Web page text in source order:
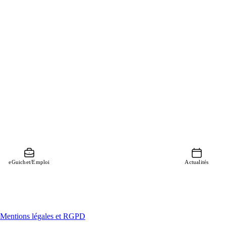
eGuichet/Emploi Actualités
Mentions légales et RGPD